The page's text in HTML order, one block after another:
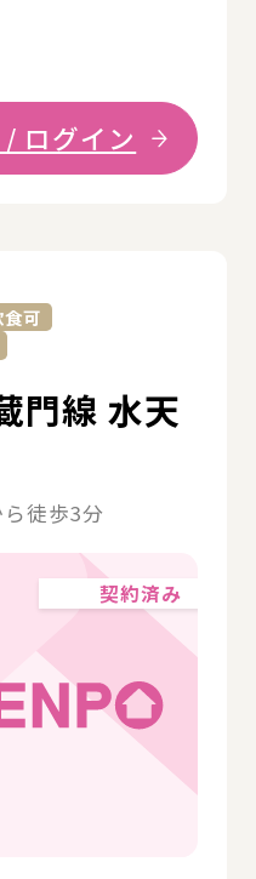
ログイン
可
門線 水天
徒歩3分
契約済み